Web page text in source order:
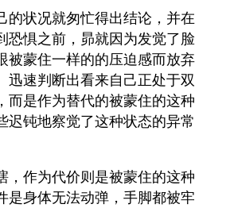
的状况就匆忙得出结论，并在
恐惧之前，昴就因为发觉了脸
被蒙住一样的的压迫感而放弃
迅速判断出看来自己正处于双
而是作为替代的被蒙住的这种
迟钝地察觉了这种状态的异常
，作为代价则是被蒙住的这种
是身体无法动弹，手脚都被牢